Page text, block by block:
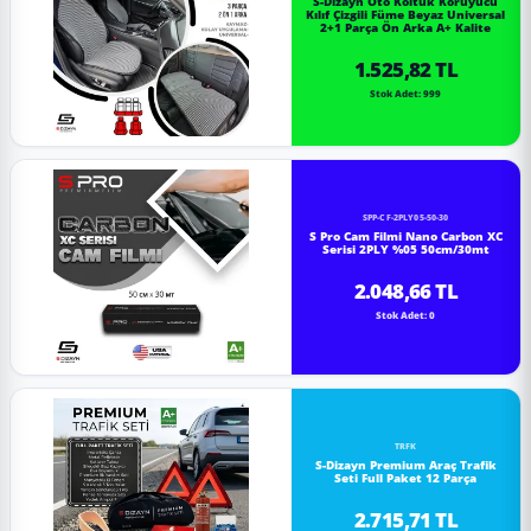
Kılıf Çizgili Füme Beyaz Universal
2+1 Parça Ön Arka A+ Kalite
1.525,82 TL
Stok Adet: 999
SPP-CF-2PLY05-50-30
S Pro Cam Filmi Nano Carbon XC
Serisi 2PLY %05 50cm/30mt
2.048,66 TL
Stok Adet: 0
TRFK
S-Dizayn Premium Araç Trafik
Seti Full Paket 12 Parça
2.715,71 TL